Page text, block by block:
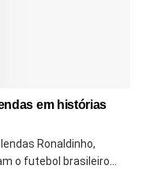
em histórias
Ronaldinho,
o futebol brasileiro...